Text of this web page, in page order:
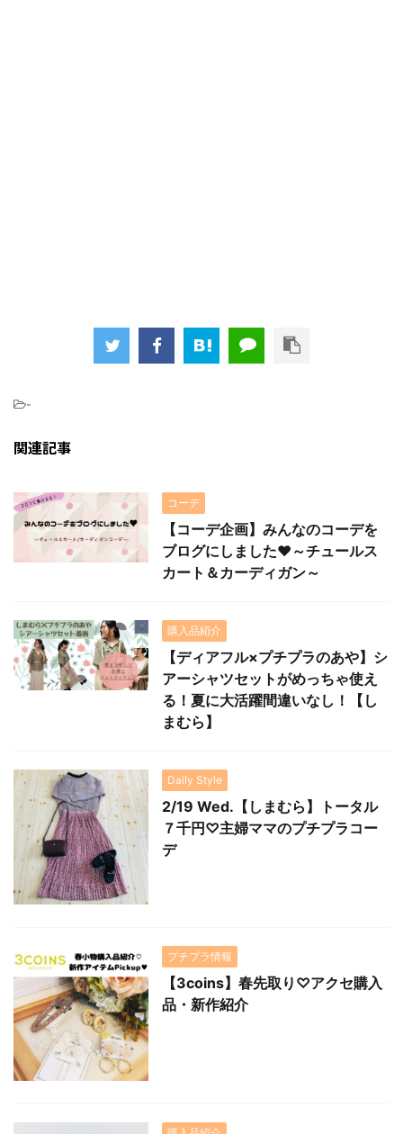
-
関連記事
コーデ
【コーデ企画】みんなのコーデを
ブログにしました♥～チュールス
カート＆カーディガン～
購入品紹介
【ディアフル×プチプラのあや】シ
アーシャツセットがめっちゃ使え
る！夏に大活躍間違いなし！【し
まむら】
Daily Style
2/19 Wed.【しまむら】トータル
７千円♡主婦ママのプチプラコー
デ
プチプラ情報
【3coins】春先取り♡アクセ購入
品・新作紹介